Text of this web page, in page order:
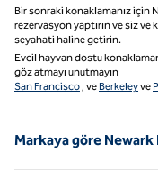
Bir sonraki konaklamanız için
rezervasyon yaptırın ve siz
seyahati haline getirin.
Evcil hayvan dostu
göz atmayı unutmayın
San Francisco, ve Berkeleyve
Markaya göre